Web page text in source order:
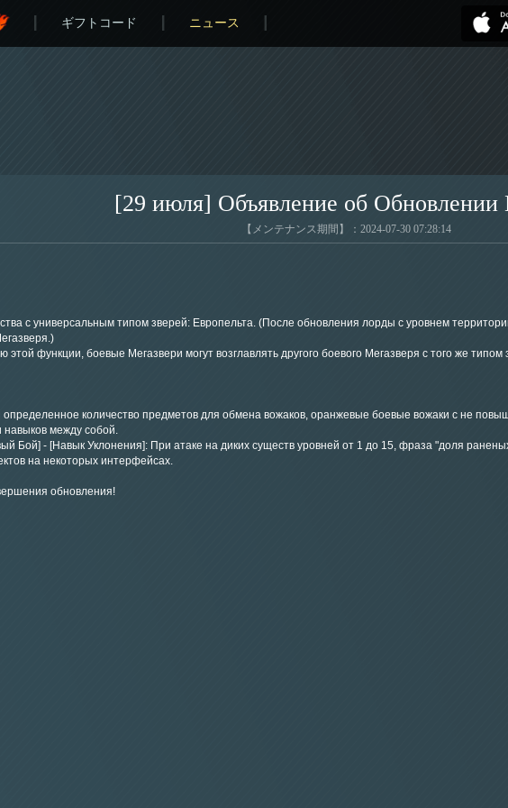
ギフトコード ニュース
[29 июля] Объявление об Обновлении
【メンテナンス期間】：2024-07-30 07:28:14
с универсальным типом зверей: Европельта. (После обновления лорды с уровнем
функции, боевые Мегазвери могут возглавлять другого боевого Мегазверя с того же
количество предметов для обмена вожаков, оранжевые боевые вожаки с не
навыков между собой.
Бой] - [Навык Уклонения]: При атаке на диких существ уровней от 1 до 15, фраза "доля
на некоторых интерфейсах.
обновления!